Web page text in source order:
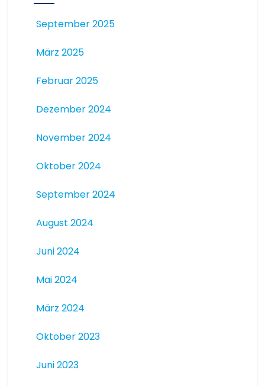
September 2025
März 2025
Februar 2025
Dezember 2024
November 2024
Oktober 2024
September 2024
August 2024
Juni 2024
Mai 2024
März 2024
Oktober 2023
Juni 2023